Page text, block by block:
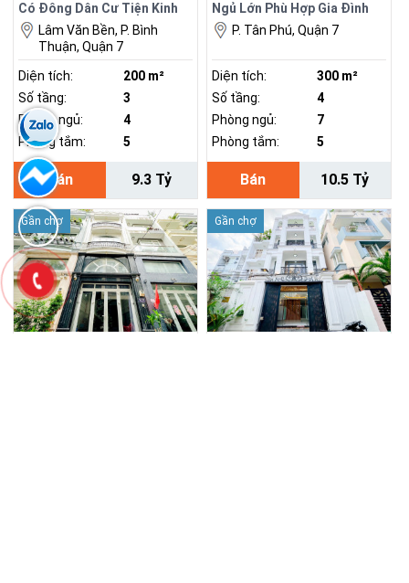
Có Đông Dân Cư Tiện Kinh
Doanh Mua Bán.
Lâm Văn Bền, P. Bình
Thuận, Quận 7
Diện tích:
200 m²
Số tầng:
3
Phòng ngủ:
4
Phòng tắm:
5
Bán 9.3 Tỷ
Ngủ Lớn Phù Hợp Gia Đình
Có Nhiều Thành Viên
P. Tân Phú, Quận 7
Diện tích:
300 m²
Số tầng:
4
Phòng ngủ:
7
Phòng tắm:
5
Bán 10.5 Tỷ
Gần chợ Gần chợ